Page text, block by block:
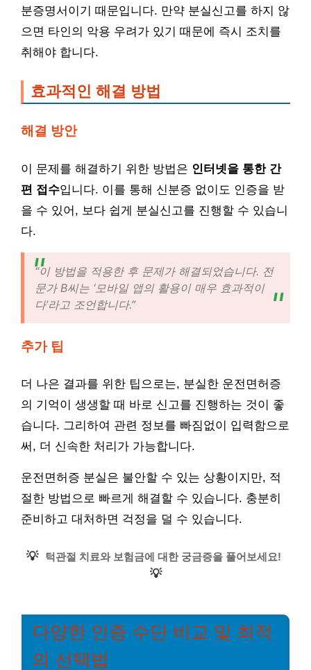
분증명서이기 때문입니다. 만약 분실신고를 하지 않
으면 타인의 악용 우려가 있기 때문에 즉시 조치를
취해야 합니다.
효과적인 해결 방법
해결 방안
이 문제를 해결하기 위한 방법은 인터넷을 통한 간
편 접수입니다. 이를 통해 신분증 없이도 인증을 받
을 수 있어, 보다 쉽게 분실신고를 진행할 수 있습니
다.
“이 방법을 적용한 후 문제가 해결되었습니다. 전
문가 B씨는 ‘모바일 앱의 활용이 매우 효과적이
다’라고 조언합니다.”
추가 팁
더 나은 결과를 위한 팁으로는, 분실한 운전면허증
의 기억이 생생할 때 바로 신고를 진행하는 것이 좋
습니다. 그리하여 관련 정보를 빠짐없이 입력함으로
써, 더 신속한 처리가 가능합니다.
운전면허증 분실은 불안할 수 있는 상황이지만, 적
절한 방법으로 빠르게 해결할 수 있습니다. 충분히
준비하고 대처하면 걱정을 덜 수 있습니다.
💡 턱관절 치료와 보험금에 대한 궁금증을 풀어보세요!
💡
다양한 인증 수단 비교 및 최적
의 선택법